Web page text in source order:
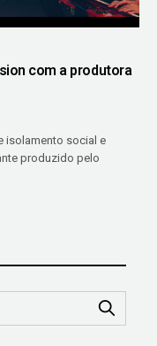
com a produtora
isolamento social e
produzido pelo